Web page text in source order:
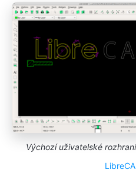
Výchozí uživatelské